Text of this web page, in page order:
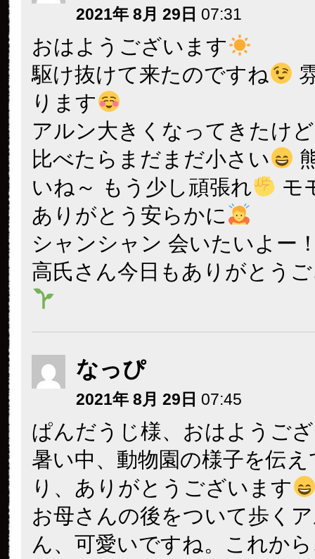
2021年 8月 29日 07:31
おはようございます
駆け抜けて来たのですね
ります
アルン大きくなってきたけ
比べたらまだまだ小さい
いね～ もう少し頑張れ
モ
ありがとう安らかに
シャンシャン 会いたいよー
高氏さん今日もありがとう
なっぴ
2021年 8月 29日 07:45
ぱんだうじ様、おはようご
暑い中、動物園の様子を伝
り、ありがとうございます
お母さんの後をついて歩く
ん、可愛いですね。これか